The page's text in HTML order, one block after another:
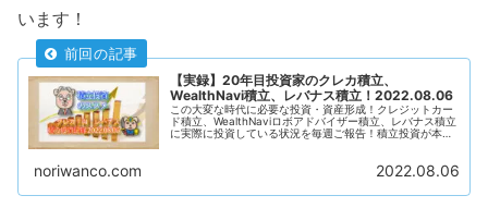
います！
【実録】20年目投資家のクレカ積立、
WealthNavi積立、レバナス積立！2022.08.06
この大変な時代に必要な投資・資産形成！クレジットカー
ド積立、WealthNaviロボアドバイザー積立、レバナス積立
に実際に投資している状況を毎週ご報告！積立投資が本当
noriwanco.com 2022.08.06